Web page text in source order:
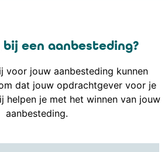
bij een aanbesteding?
voor jouw aanbesteding kunnen
dat jouw opdrachtgever voor je
helpen je met het winnen van jouw
aanbesteding.